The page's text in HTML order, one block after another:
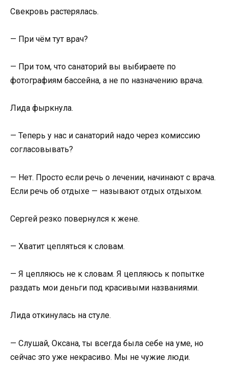
Свекровь растерялась.
— При чём тут врач?
— При том, что санаторий вы выбираете по
фотографиям бассейна, а не по назначению врача.
Лида фыркнула.
— Теперь у нас и санаторий надо через комиссию
согласовывать?
— Нет. Просто если речь о лечении, начинают с врача.
Если речь об отдыхе — называют отдых отдыхом.
Сергей резко повернулся к жене.
— Хватит цепляться к словам.
— Я цепляюсь не к словам. Я цепляюсь к попытке
раздать мои деньги под красивыми названиями.
Лида откинулась на стуле.
— Слушай, Оксана, ты всегда была себе на уме, но
сейчас это уже некрасиво. Мы не чужие люди.